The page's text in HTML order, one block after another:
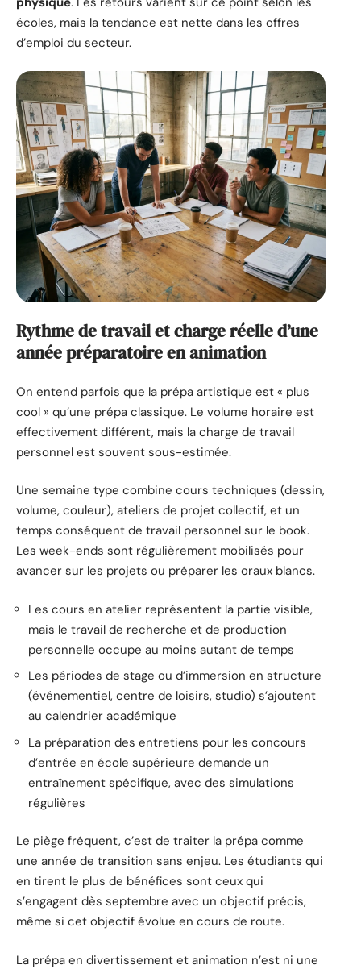
écoles, mais la tendance est nette dans les offres
d’emploi du secteur.
Rythme de travail et charge réelle d’une
année préparatoire en animation
On entend parfois que la prépa artistique est « plus
cool » qu’une prépa classique. Le volume horaire est
effectivement différent, mais la charge de travail
personnel est souvent sous-estimée.
Une semaine type combine cours techniques (dessin,
volume, couleur), ateliers de projet collectif, et un
temps conséquent de travail personnel sur le book.
Les week-ends sont régulièrement mobilisés pour
avancer sur les projets ou préparer les oraux blancs.
Les cours en atelier représentent la partie visible,
mais le travail de recherche et de production
personnelle occupe au moins autant de temps
Les périodes de stage ou d’immersion en structure
(événementiel, centre de loisirs, studio) s’ajoutent
au calendrier académique
La préparation des entretiens pour les concours
d’entrée en école supérieure demande un
entraînement spécifique, avec des simulations
régulières
Le piège fréquent, c’est de traiter la prépa comme
une année de transition sans enjeu. Les étudiants qui
en tirent le plus de bénéfices sont ceux qui
s’engagent dès septembre avec un objectif précis,
même si cet objectif évolue en cours de route.
La prépa en divertissement et animation n’est ni une